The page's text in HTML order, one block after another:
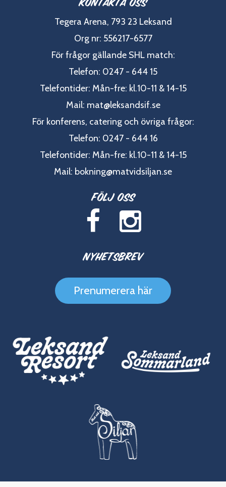
Tegera Arena, 793 23 Leksand
Org nr: 556217-6577
För frågor gällande SHL match:
Telefon: 0247 - 644 15
Telefontider: Mån-fre: kl.10-11 & 14-15
Mail: mat@leksandsif.se
För konferens, catering och övriga frågor:
Telefon: 0247 - 644 16
Telefontider: Mån-fre: kl.10-11 & 14-15
Mail: bokning@matvidsiljan.se
Följ oss
Nyhetsbrev